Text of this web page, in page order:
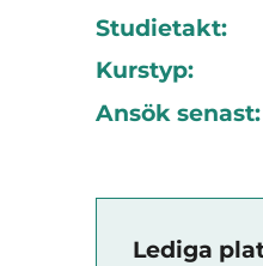
Studietakt:
Kurstyp:
Ansök senast:
Lediga